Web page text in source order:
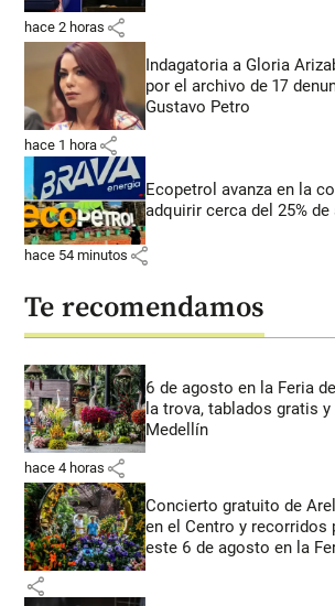
hace 2 horas share
Indagatoria a Gloria
por el archivo de 17
Gustavo Petro
hace 1 hora share
Ecopetrol avanza en la
adquirir cerca del 25%
hace 54 minutos share
Te recomendamos
6 de agosto en la Feria
la trova, tablados gratis
Medellín
hace 4 horas share
Concierto gratuito de
en el Centro y recorridos
este 6 de agosto en la
share